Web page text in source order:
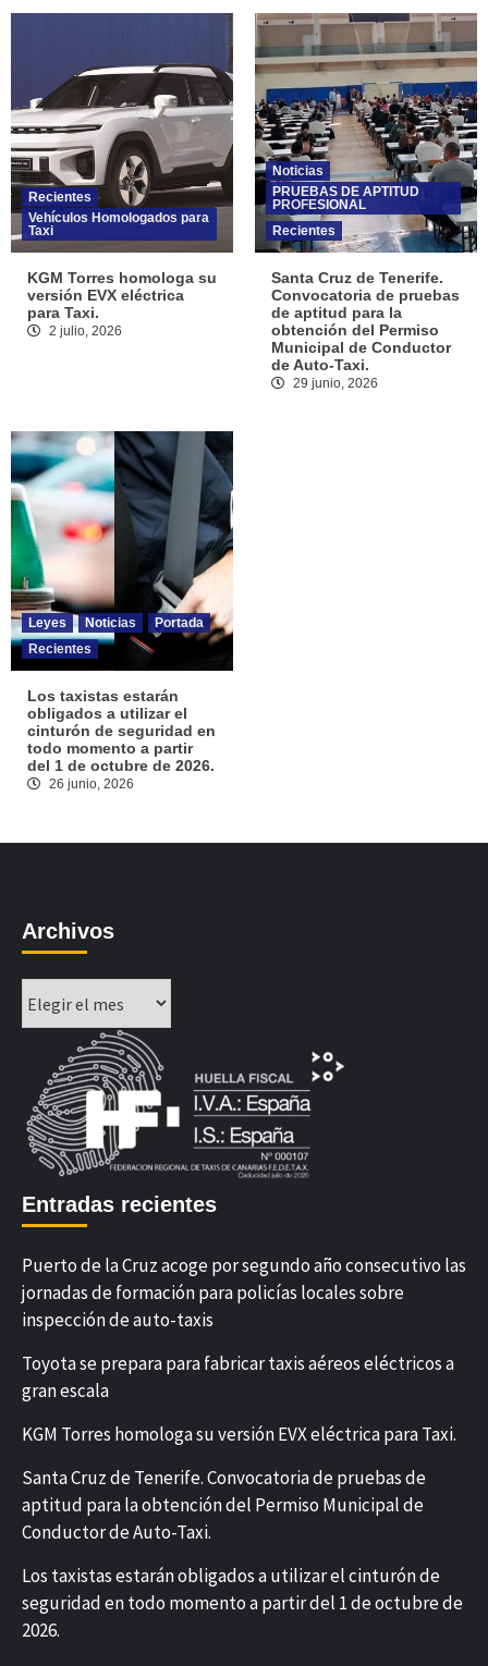
Recientes
Vehículos Homologados para
Taxi
KGM Torres homologa su
versión EVX eléctrica
para Taxi.
2 julio, 2026
Noticias
PRUEBAS DE APTITUD
PROFESIONAL
Recientes
Santa Cruz de Tenerife.
Convocatoria de pruebas
de aptitud para la
obtención del Permiso
Municipal de Conductor
de Auto-Taxi.
29 junio, 2026
Leyes Noticias
Portada
Recientes
Los taxistas estarán
obligados a utilizar el
cinturón de seguridad en
todo momento a partir
del 1 de octubre de 2026.
26 junio, 2026
Archivos
Entradas recientes
Puerto de la Cruz acoge por segundo año consecutivo las
jornadas de formación para policías locales sobre
inspección de auto-taxis
Toyota se prepara para fabricar taxis aéreos eléctricos a
gran escala
KGM Torres homologa su versión EVX eléctrica para Taxi.
Santa Cruz de Tenerife. Convocatoria de pruebas de
aptitud para la obtención del Permiso Municipal de
Conductor de Auto-Taxi.
Los taxistas estarán obligados a utilizar el cinturón de
seguridad en todo momento a partir del 1 de octubre de
2026.